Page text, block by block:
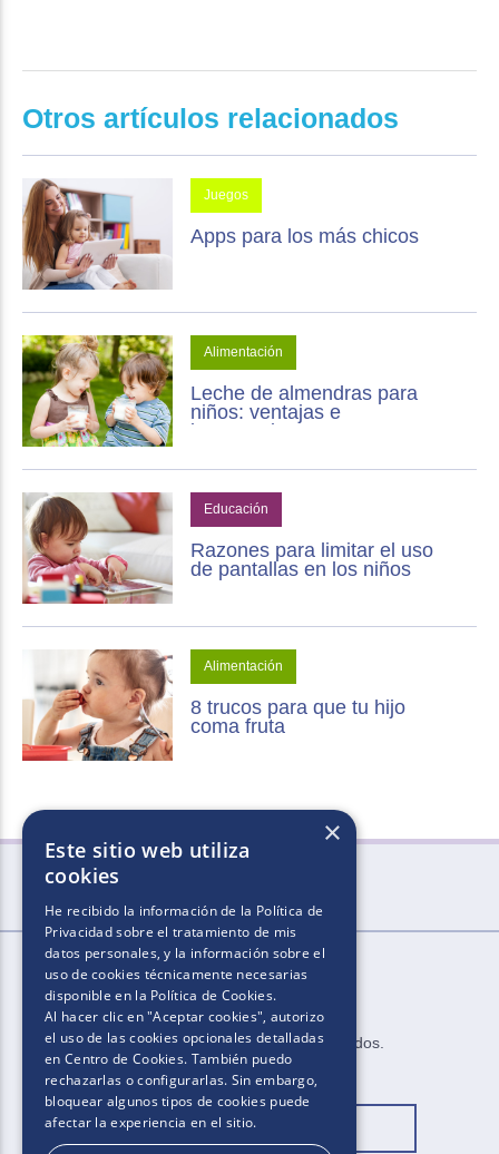
Otros artículos relacionados
Juegos
Apps para los más chicos
Alimentación
Leche de almendras para
niños: ventajas e
inconvenientes
Educación
Razones para limitar el uso
de pantallas en los niños
Alimentación
8 trucos para que tu hijo
coma fruta
2025.​​ ​Todos los derechos reservados​.​
Cambiar ubicación
×
Este sitio web utiliza
cookies
He recibido la información de la Política de
Privacidadsobre el tratamiento de mis
datos personales, y la información sobre el
uso de cookies técnicamente necesarias
disponible en la Política de Cookies.
Al hacer clic en "Aceptar cookies", autorizo
el uso de las cookies opcionales detalladas
en Centro de Cookies. También puedo
rechazarlas o configurarlas. Sin embargo,
bloquear algunos tipos de cookies puede
afectar la experiencia en el sitio.